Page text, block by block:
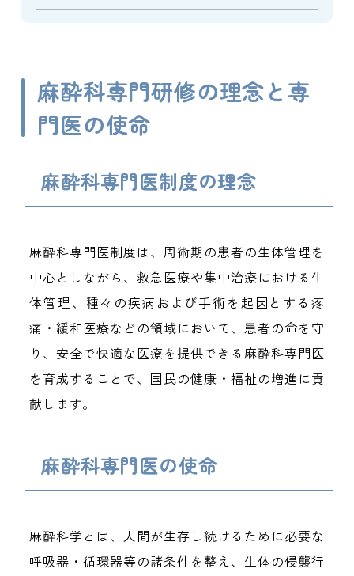
麻酔科専門研修の理念と専
門医の使命
麻酔科専門医制度の理念
麻酔科専門医制度は、周術期の患者の生体管理を
中心としながら、救急医療や集中治療における生
体管理、種々の疾病および手術を起因とする疼
痛・緩和医療などの領域において、患者の命を守
り、安全で快適な医療を提供できる麻酔科専門医
を育成することで、国民の健康・福祉の増進に貢
献します。
麻酔科専門医の使命
麻酔科学とは、人間が生存し続けるために必要な
呼吸器・循環器等の諸条件を整え、生体の侵襲行